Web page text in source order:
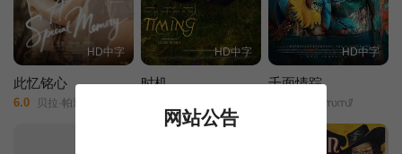
HD中字
此忆铭心
6.0 贝拉·帕迪拉/卡洛·阿基诺/乔尔·托雷/洛特·德·莱昂/海梅·法布雷加斯/雅约·阿吉拉/菲比·沃克/保罗·古马保/
HD中字
时机
HD中字
千面情踪
ഫെയ്സസ്/
网站公告